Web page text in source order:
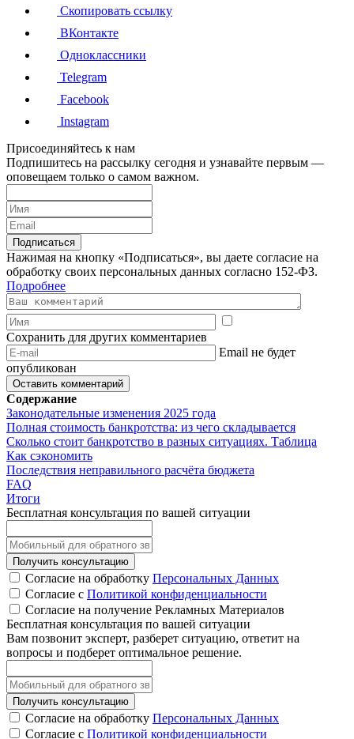
Скопировать ссылку
ВКонтакте
Одноклассники
Telegram
Facebook
Instagram
Присоединяйтесь к нам
Подпишитесь на рассылку сегодня и узнавайте первым —
оповещаем только о самом важном.
Подписаться
Нажимая на кнопку «Подписаться», вы даете согласие на
обработку своих персональных данных согласно 152-ФЗ.
Подробнее
Сохранить для других комментариев
Email не будет
опубликован
Содержание
Законодательные изменения 2025 года
Полная стоимость банкротства: из чего складывается
Сколько стоит банкротство в разных ситуациях. Таблица
Как сэкономить
Последствия неправильного расчёта бюджета
FAQ
Итоги
Бесплатная консультация по вашей ситуации
Получить консультацию
Согласие на обработку Персональных Данных
Согласие с Политикой конфиденциальности
Согласие на получение Рекламных Материалов
Бесплатная консультация по вашей ситуации
Вам позвонит эксперт, разберет ситуацию, ответит на
вопросы и подберет оптимальное решение.
Получить консультацию
Согласие на обработку Персональных Данных
Согласие с Политикой конфиденциальности